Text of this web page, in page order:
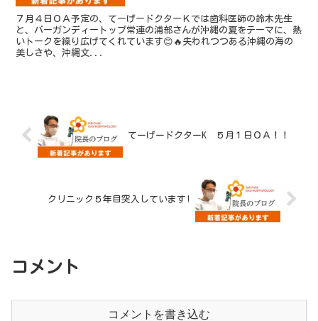
７月４日ＯＡ予定の、てーげードクターＫでは歯科医師の鈴木先生
と、バーガンディートップ常連の浦部さんが沖縄の夏をテーマに、熱
いトークを繰り広げてくれています😊🔥失われつつある沖縄の海の
美しさや、沖縄文...
てーげードクターK ５月１日ＯＡ！！
クリニック５年目突入しています!
コメント
コメントを書き込む